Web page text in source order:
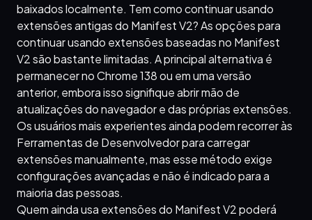
baixados localmente. Tem como continuar usando
extensões antigas do Manifest V2? As opções para
continuar usando extensões baseadas no Manifest
V2 são bastante limitadas. A principal alternativa é
permanecer no Chrome 138 ou em uma versão
anterior, embora isso signifique abrir mão de
atualizações do navegador e das próprias extensões.
Os usuários mais experientes ainda podem recorrer às
Ferramentas de Desenvolvedor para carregar
extensões manualmente, mas esse método exige
configurações avançadas e não é indicado para a
maioria das pessoas.
Quem ainda usa extensões do Manifest V2 poderá